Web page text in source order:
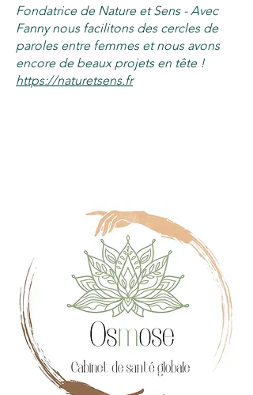
Fondatrice de Nature et Sens - Avec
Fanny nous facilitons des cercles de
paroles entre femmes et nous avons
encore de beaux projets en tête !
https://naturetsens.fr